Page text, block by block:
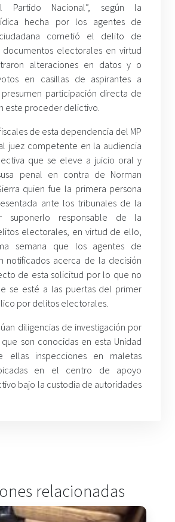
Partido Nacional”, según la
hecha por los agentes de
cometió el delito de
documentos electorales en virtud
alteraciones en datos y o
en casillas de aspirantes a
participación directa de
este proceder delictivo.
de esta dependencia del MP
juez competente en la audiencia
que se eleve a juicio oral y
penal en contra de Norman
quien fue la primera persona
ante los tribunales de la
suponerlo responsable de la
electorales, en virtud de ello,
semana que los agentes de
notificados acerca de la decisión
de esta solicitud por lo que no
se esté a las puertas del primer
por delitos electorales.
diligencias de investigación por
son conocidas en esta Unidad
ellas inspecciones en maletas
en el centro de apoyo
bajo la custodia de autoridades
relacionadas